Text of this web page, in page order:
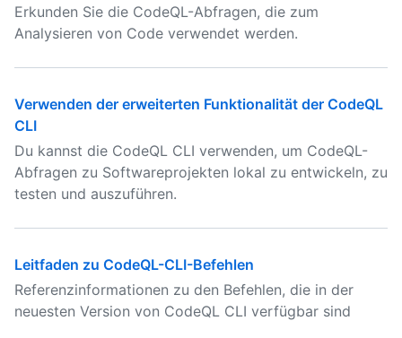
Erkunden Sie die CodeQL-Abfragen, die zum
Analysieren von Code verwendet werden.
Verwenden der erweiterten Funktionalität der CodeQL
CLI
Du kannst die CodeQL CLI verwenden, um CodeQL-
Abfragen zu Softwareprojekten lokal zu entwickeln, zu
testen und auszuführen.
Leitfaden zu CodeQL-CLI-Befehlen
Referenzinformationen zu den Befehlen, die in der
neuesten Version von CodeQL CLI verfügbar sind